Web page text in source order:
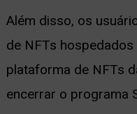
Além disso, os
de NFTs
plataforma de NFTs
encerrar o programa